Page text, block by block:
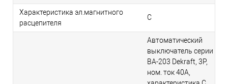
Характеристика эл.магнитного
расцепителя
C
Автоматический
выключатель серии
ВА-203 Dekraft, 3P,
ном. ток 40А,